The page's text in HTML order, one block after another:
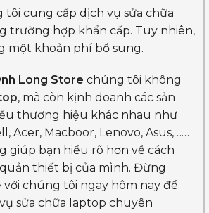
tôi cung cấp dịch vụ sửa chữa
trường hợp khẩn cấp. Tuy nhiên,
một khoản phí bổ sung.
Long Store chúng tôi không
, mà còn kịnh doanh các sản
thương hiệu khác nhau như
Acer, Macboor, Lenovo, Asus,……
giúp bạn hiểu rõ hơn về cách
thiết bị của mình. Đừng
với chúng tôi ngay hôm nay để
sửa chữa laptop chuyên